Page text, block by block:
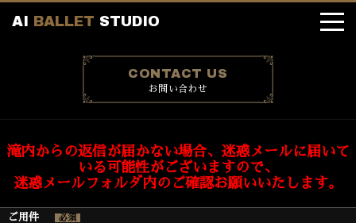
A BA L L ET STU D O
お問い合わせ
滝内からの返信が届かない場合、迷惑メールに届いて
いる可能性がございますので、
迷惑メールフォルダ内のご確認お願いいたします。
ご用件 必須